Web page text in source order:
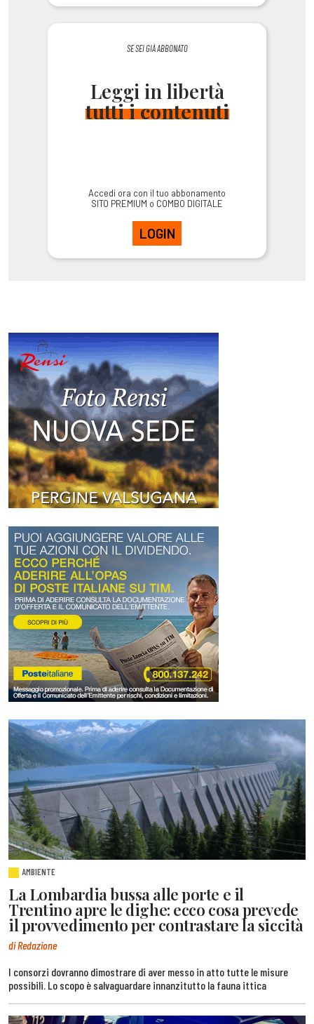
SE SEI GIÀ ABBONATO
Leggi in libertà
tutti i contenuti
Accedi ora con il tuo abbonamento
SITO PREMIUM o COMBO DIGITALE
LOGIN
AMBIENTE
La Lombardia bussa alle porte e il
Trentino apre le dighe: ecco cosa prevede
il provvedimento per contrastare la siccità
di Redazione
I consorzi dovranno dimostrare di aver messo in atto tutte le misure
possibili. Lo scopo è salvaguardare innanzitutto la fauna ittica